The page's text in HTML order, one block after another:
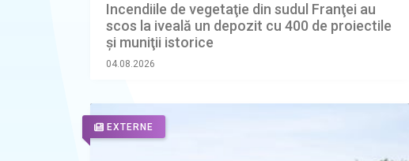
Incendiile de vegetaţie din sudul Franţei au
scos la iveală un depozit cu 400 de proiectile
şi muniţii istorice
04.08.2026
EXTERNE